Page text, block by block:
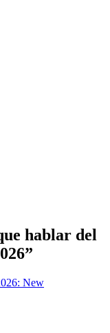
hablar del
”
New